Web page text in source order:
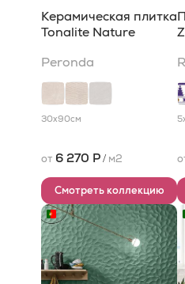
Керамическая плитка
Tonalite Nature
Peronda
30x90см
от 6 270 Р/ м2
Смотреть коллекцию